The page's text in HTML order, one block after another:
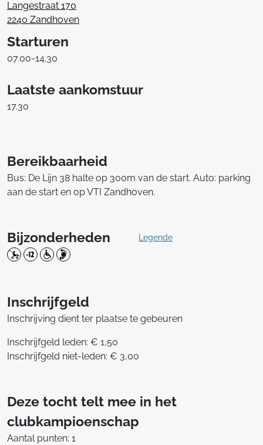
Langestraat 170
2240 Zandhoven
Starturen
07.00-14.30
Laatste aankomstuur
17.30
Bereikbaarheid
Bus: De Lijn 38 halte op 300m van de start. Auto: parking
aan de start en op VTI Zandhoven.
Bijzonderheden Legende
Inschrijfgeld
Inschrijving dient ter plaatse te gebeuren
Inschrijfgeld leden: € 1,50
Inschrijfgeld niet-leden: € 3,00
Deze tocht telt mee in het
clubkampioenschap
Aantal punten: 1